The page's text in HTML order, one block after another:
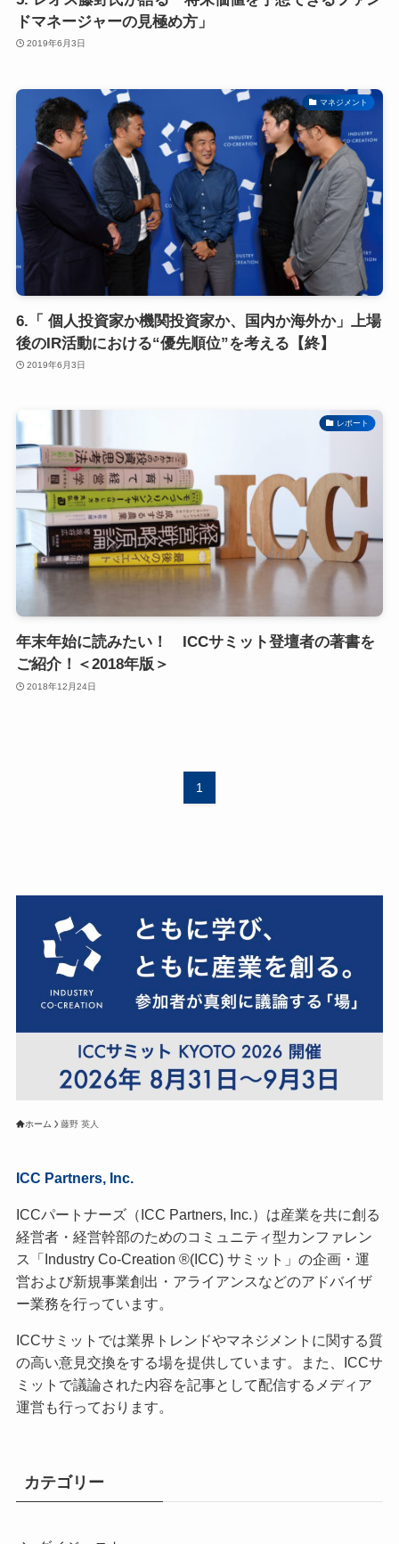
ドマネージャーの見極め方」
2019年6月3日
マネジメント
6.「 個人投資家か機関投資家か、国内か海外か」上場
後のIR活動における“優先順位”を考える【終】
2019年6月3日
レポート
年末年始に読みたい！ ICCサミット登壇者の著書を
ご紹介！＜2018年版＞
2018年12月24日
1
ホーム 藤野 英人
ICC Partners, Inc.
ICCパートナーズ（ICC Partners, Inc.）は産業を共に創る
経営者・経営幹部のためのコミュニティ型カンファレン
ス「Industry Co-Creation ®(ICC) サミット」の企画・運
営および新規事業創出・アライアンスなどのアドバイザ
ー業務を行っています。
ICCサミットでは業界トレンドやマネジメントに関する質
の高い意見交換をする場を提供しています。また、ICCサ
ミットで議論された内容を記事として配信するメディア
運営も行っております。
カテゴリー